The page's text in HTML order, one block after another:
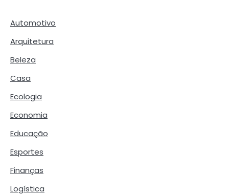
Automotivo
Arquitetura
Beleza
Casa
Ecologia
Economia
Educação
Esportes
Finanças
Logística